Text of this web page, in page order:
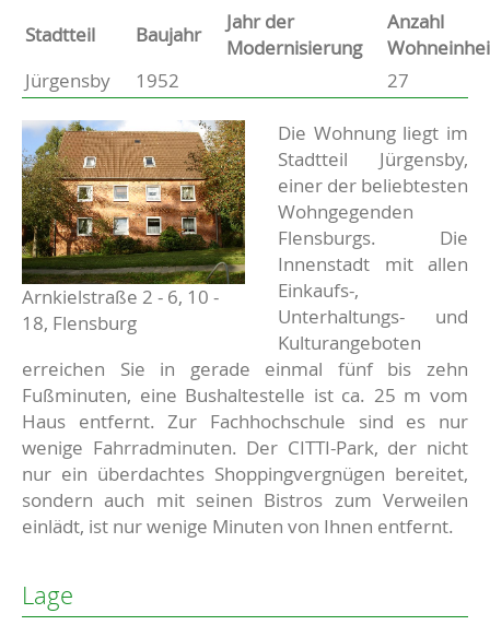
Stammdaten
Basisdaten zur Immobilie
Stadtteil Baujahr
Jahr der
Modernisierung
Anzahl
Jürgensby
1952 27
Arnkielstraße 2 - 6, 10 -
18, Flensburg
Beschreibung
Die Wohnung liegt im
Stadtteil Jürgensby,
einer der beliebtesten
Wohngegenden
Flensburgs. Die
Innenstadt mit allen
Einkaufs-,
Unterhaltungs- und
Kulturangeboten
erreichen Sie in gerade einmal fünf bis zehn
Fußminuten, eine Bushaltestelle ist ca. 25 m vom
Haus entfernt. Zur Fachhochschule sind es nur
wenige Fahrradminuten. Der CITTI-Park, der nicht
nur ein überdachtes Shoppingvergnügen bereitet,
sondern auch mit seinen Bistros zum Verweilen
einlädt, ist nur wenige Minuten von Ihnen entfernt.
Lage